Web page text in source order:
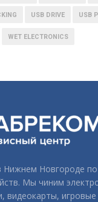
USB DRIVE USB
WET ELECTRONICS
Нижнем Новгороде
Мы чиним
видеокарты,